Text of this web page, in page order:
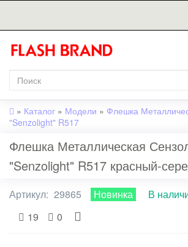
» Каталог » Модели » Флешка
"Senzolight" R517
Флешка Металлическая
"Senzolight" R517 красный-
Артикул: 29865 Новинка
В
19
0